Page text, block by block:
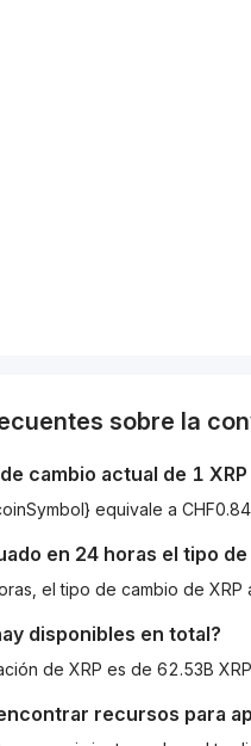
sobre la
cambio actual de 1 XRP
equivale a
en 24 horas el tipo
el tipo de cambio de
disponibles en total?
de XRP es de 62.53B
recursos para